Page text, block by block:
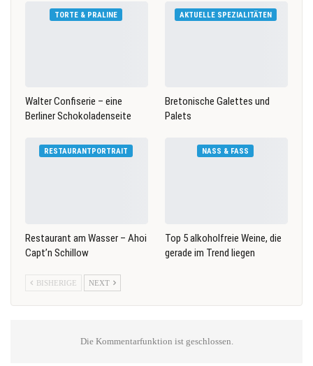
TORTE & PRALINE
Walter Confiserie – eine
Berliner Schokoladenseite
AKTUELLE SPEZIALITÄTEN
Bretonische Galettes und
Palets
RESTAURANTPORTRAIT
Restaurant am Wasser – Ahoi
Capt’n Schillow
NASS & FASS
Top 5 alkoholfreie Weine, die
gerade im Trend liegen
BISHERIGE NEXT
Die Kommentarfunktion ist geschlossen.